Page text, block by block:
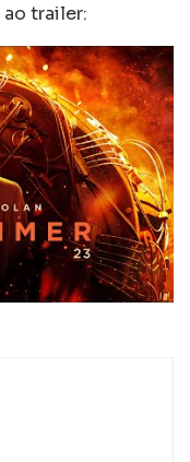
trailer: